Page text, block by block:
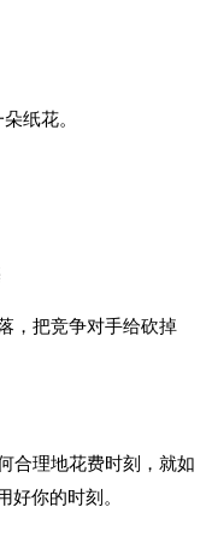
纸花。
，把竞争对手给砍掉
合理地花费时刻，就如
你的时刻。